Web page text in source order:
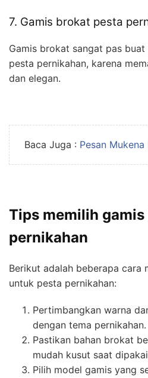
7. Gamis brokat pesta
Gamis brokat sangat pas
pesta pernikahan, karena
dan elegan.
Baca Juga : Pesan Mukena
Tips memilih
pernikahan
Berikut adalah beberapa cara
untuk pesta pernikahan:
Pertimbangkan warna
dengan tema pernikahan.
Pastikan bahan brokat
mudah kusut saat
Pilih model gamis yang